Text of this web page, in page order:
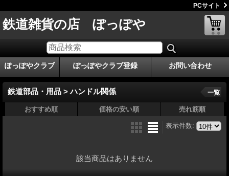
PCサイト
鉄道雑貨の店 ぽっぽや
ぽっぽやクラブ ぽっぽやクラブ登録 お問い合わせ
鉄道部品・用品 > ハンドル関係 一覧
おすすめ順 価格の安い順 売れ筋順
表示件数:
該当商品はありません